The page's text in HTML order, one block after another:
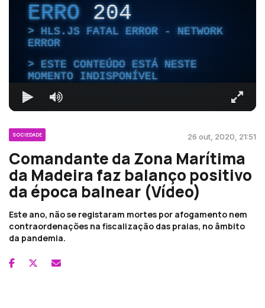
ERRO204
HLS.JS FATAL ERROR - NETWORK
ERROR
ESTE CONTEÚDO ESTÁ NESTE
MOMENTO INDISPONÍVEL
SOCIEDADE 26 out, 2020, 21:51
Comandante da Zona Marítima
da Madeira faz balanço positivo
da época balnear (Vídeo)
Este ano, não se registaram mortes por afogamento nem
contraordenações na fiscalização das praias, no âmbito
da pandemia.